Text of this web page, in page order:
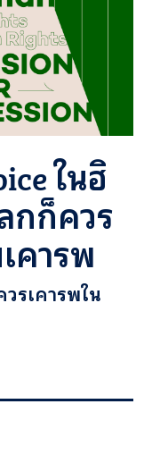
ในฮิ
กก็ควร
คารพ
รเคารพใน